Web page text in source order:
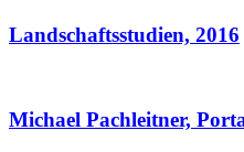
Landschaftsstudien, 2016
Michael Pachleitner,